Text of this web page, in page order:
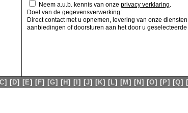
Neem a.u.b. kennis van onze privacy verklaring.
Doel van de gegevensverwerking:
Direct contact met u opnemen, levering van onze
aanbiedingen of doorsturen aan het door u
C] [D] [E] [F] [G] [H] [I] [J] [K] [L] [M] [N] [O] [P] [Q] [